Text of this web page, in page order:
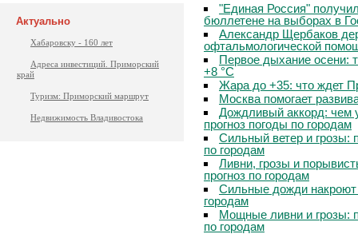
Актуально
Хабаровску - 160 лет
Адреса инвестиций. Приморский
край
Туризм: Приморский маршрут
Недвижимость Владивостока
"Единая Россия"
бюллетене на выборах в
Александр Щербаков
офтальмологической
Первое дыхание осени:
+8 °C
Жара до +35: что ждет
Москва помогает
Дождливый аккорд: чем
прогноз погоды по городам
Сильный ветер и грозы:
по городам
Ливни, грозы и
прогноз по городам
Сильные дожди
городам
Мощные ливни и грозы:
по городам